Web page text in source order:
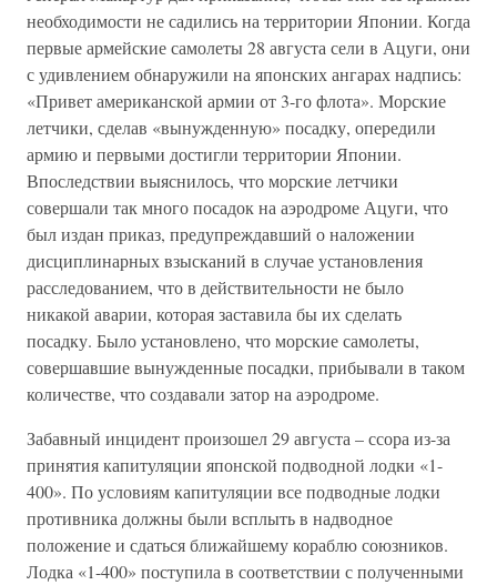
необходимости не садились на территории Японии. Когда
первые армейские самолеты 28 августа сели в Ацуги, они
с удивлением обнаружили на японских ангарах надпись:
«Привет американской армии от 3-го флота». Морские
летчики, сделав «вынужденную» посадку, опередили
армию и первыми достигли территории Японии.
Впоследствии выяснилось, что морские летчики
совершали так много посадок на аэродроме Ацуги, что
был издан приказ, предупреждавший о наложении
дисциплинарных взысканий в случае установления
расследованием, что в действительности не было
никакой аварии, которая заставила бы их сделать
посадку. Было установлено, что морские самолеты,
совершавшие вынужденные посадки, прибывали в таком
количестве, что создавали затор на аэродроме.
Забавный инцидент произошел 29 августа – ссора из-за
принятия капитуляции японской подводной лодки «1-
400». По условиям капитуляции все подводные лодки
противника должны были всплыть в надводное
положение и сдаться ближайшему кораблю союзников.
Лодка «1-400» поступила в соответствии с полученными